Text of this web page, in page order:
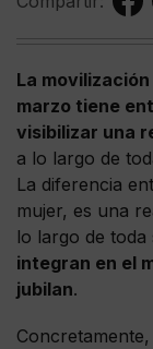
La
marzo tiene
visibilizar una
a lo largo de
La diferencia
mujer, es una
lo largo de toda
integran en el
jubilan.
Concretamente,